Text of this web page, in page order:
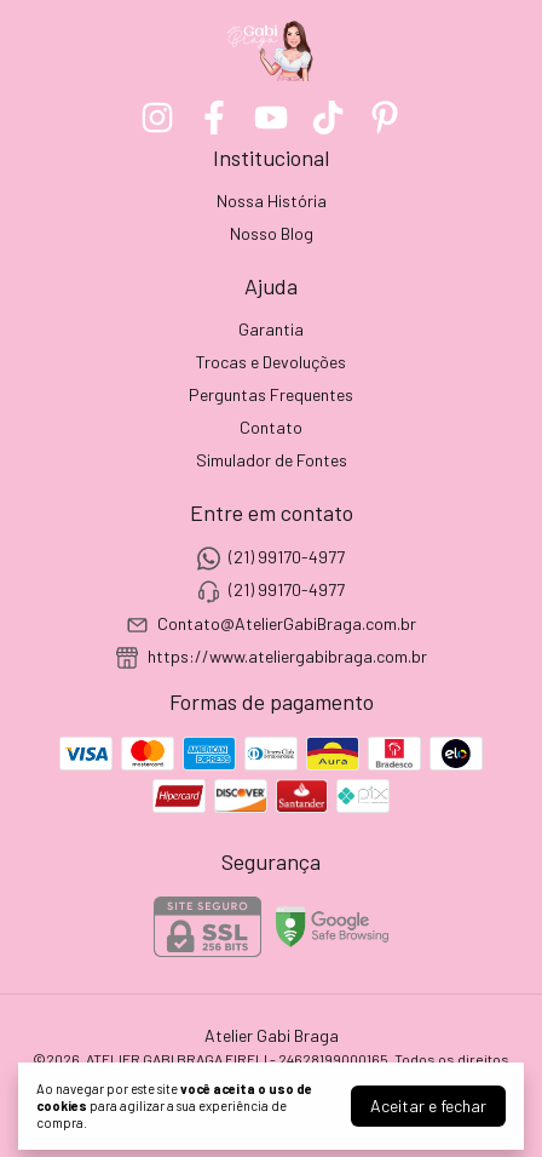
Ao navegar por este sitevocê aceita o uso de
cookies para agilizar a sua experiência de
compra.
Aceitar e fechar
Institucional
Nossa História
Nosso Blog
Ajuda
Garantia
Trocas e Devoluções
Perguntas Frequentes
Contato
Simulador de Fontes
Entre em contato
(21) 99170-4977
(21) 99170-4977
Contato@AtelierGabiBraga.com.br
https://www.ateliergabibraga.com.br
Formas de pagamento
Segurança
Atelier Gabi Braga
©2026. ATELIER GABI BRAGA EIRELI - 24628199000165. Todos os direitos